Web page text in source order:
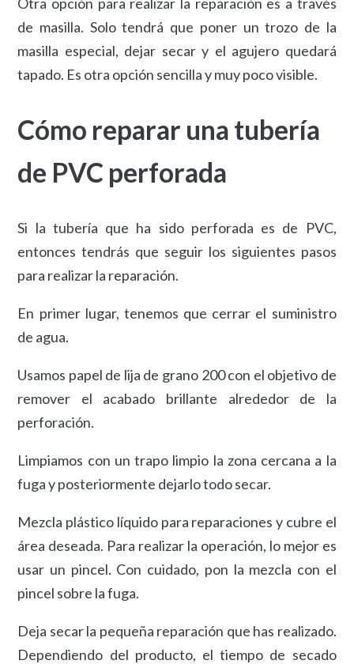
de masilla. Solo tendrá que poner un trozo de la
masilla especial, dejar secar y el agujero quedará
tapado. Es otra opción sencilla y muy poco visible.
Cómo reparar una tubería
de PVC perforada
Si la tubería que ha sido perforada es de PVC,
entonces tendrás que seguir los siguientes pasos
para realizar la reparación.
En primer lugar, tenemos que cerrar el suministro
de agua.
Usamos papel de lija de grano 200 con el objetivo de
remover el acabado brillante alrededor de la
perforación.
Limpiamos con un trapo limpio la zona cercana a la
fuga y posteriormente dejarlo todo secar.
Mezcla plástico líquido para reparaciones y cubre el
área deseada. Para realizar la operación, lo mejor es
usar un pincel. Con cuidado, pon la mezcla con el
pincel sobre la fuga.
Deja secar la pequeña reparación que has realizado.
Dependiendo del producto, el tiempo de secado